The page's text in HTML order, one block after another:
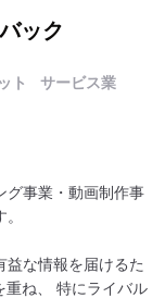
ック
ト サービス業
グ事業・動画制作事
益な情報を届けるた
重ね、 特にライバル